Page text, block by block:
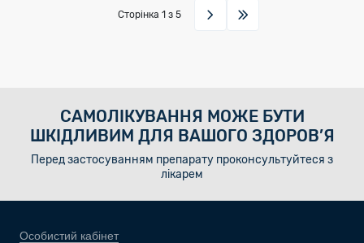
Сторінка 1 з 5
САМОЛІКУВАННЯ МОЖЕ БУТИ
ШКІДЛИВИМ ДЛЯ ВАШОГО ЗДОРОВ’Я
Перед застосуванням препарату проконсультуйтеся з
лікарем
Особистий кабінет